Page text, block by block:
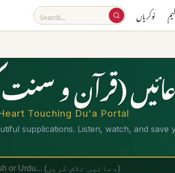
نوکریاں
(قرآن و
Touching Du'a Portal
supplications. Listen, watch, and save